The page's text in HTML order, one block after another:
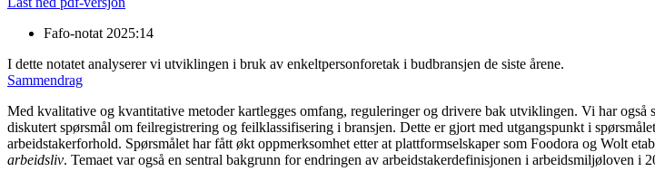
Fafo-notat 2025:14
I dette notatet analyserer vi utviklingen i bruk av enkeltpersonforetak i budbransjen de siste årene.
Sammendrag
Med kvalitative og kvantitative metoder kartlegges omfang, reguleringer og drivere bak utviklingen. Vi har
diskutert spørsmål om feilregistrering og feilklassifisering i bransjen. Dette er gjort med utgangspunkt i
arbeidstakerforhold. Spørsmålet har fått økt oppmerksomhet etter at plattformselskaper som Foodora og Wolt
arbeidsliv. Temaet var også en sentral bakgrunn for endringen av arbeidstakerdefinisjonen i arbeidsmiljøloven i